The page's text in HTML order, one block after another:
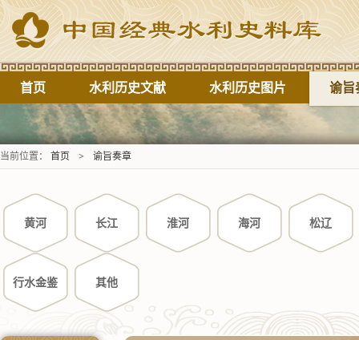
首页 水利历史文献 水利历史图片 谕旨
当前位置： 首页 > 谕旨奏章
黄河 长江 淮河 海河 松辽
行水金鉴 其他